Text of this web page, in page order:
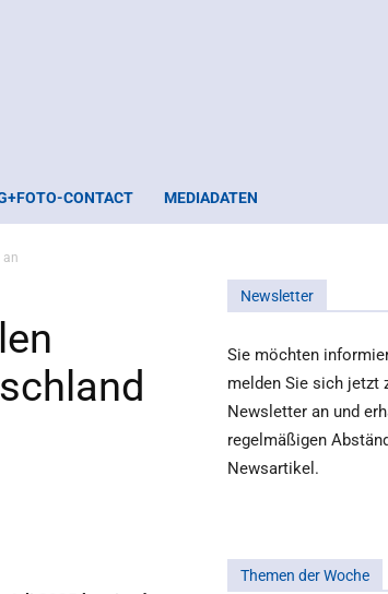
CONTACT MEDIADATEN
an
Newsletter
Sie möchten
melden Sie sich jetzt
Newsletter an und
regelmäßigen
Newsartikel.
Themen der Woche